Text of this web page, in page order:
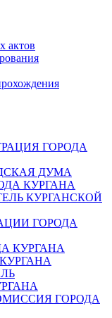
актов
ГОРОДА
ДУМА
КУРГАНА
КУРГАНСКОЙ
ГОРОДА
КУРГАНА
ГОРОДА